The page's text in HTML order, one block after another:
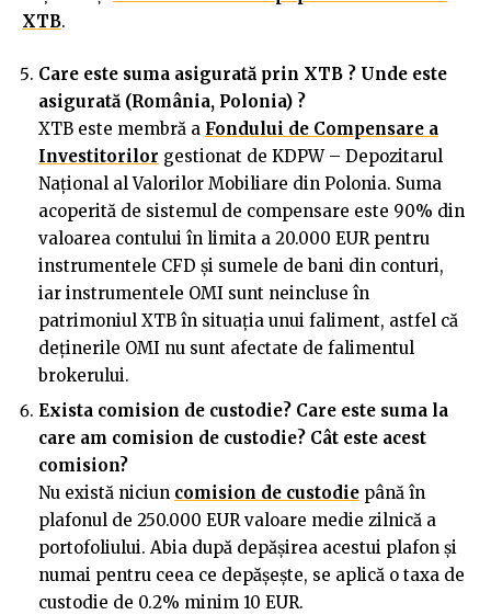
XTB.
Care este suma asigurată prin XTB ? Unde este
asigurată (România, Polonia) ?
XTB este membră a Fondului de Compensare a
Investitorilor gestionat de KDPW – Depozitarul
Naţional al Valorilor Mobiliare din Polonia. Suma
acoperită de sistemul de compensare este 90% din
valoarea contului în limita a 20.000 EUR pentru
instrumentele CFD și sumele de bani din conturi,
iar instrumentele OMI sunt neincluse în
patrimoniul XTB în situația unui faliment, astfel că
deținerile OMI nu sunt afectate de falimentul
brokerului.
Exista comision de custodie? Care este suma la
care am comision de custodie? Cât este acest
comision?
Nu există niciun comision de custodie până în
plafonul de 250.000 EUR valoare medie zilnică a
portofoliului. Abia după depășirea acestui plafon și
numai pentru ceea ce depășește, se aplică o taxa de
custodie de 0.2% minim 10 EUR.